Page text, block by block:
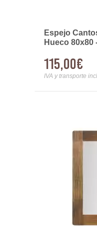
Espejo
Hueco 80x80
115,00€
IVA y transporte